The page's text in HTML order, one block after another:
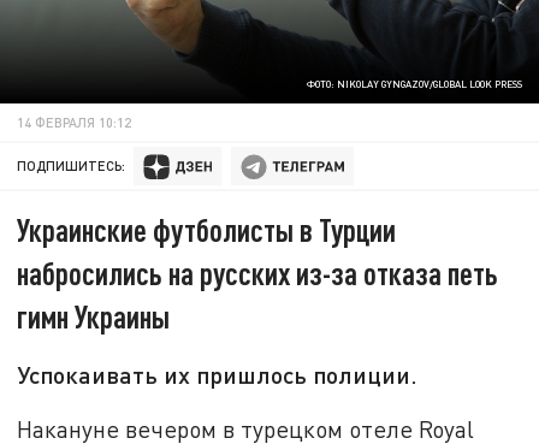
ФОТО: NIKOLAY GYNGAZOV/GLOBAL LOOK PRESS
14 ФЕВРАЛЯ 10:12
ПОДПИШИТЕСЬ:
Украинские футболисты в Турции
набросились на русских из-за отказа петь
гимн Украины
Успокаивать их пришлось полиции.
Накануне вечером в турецком отеле Royal